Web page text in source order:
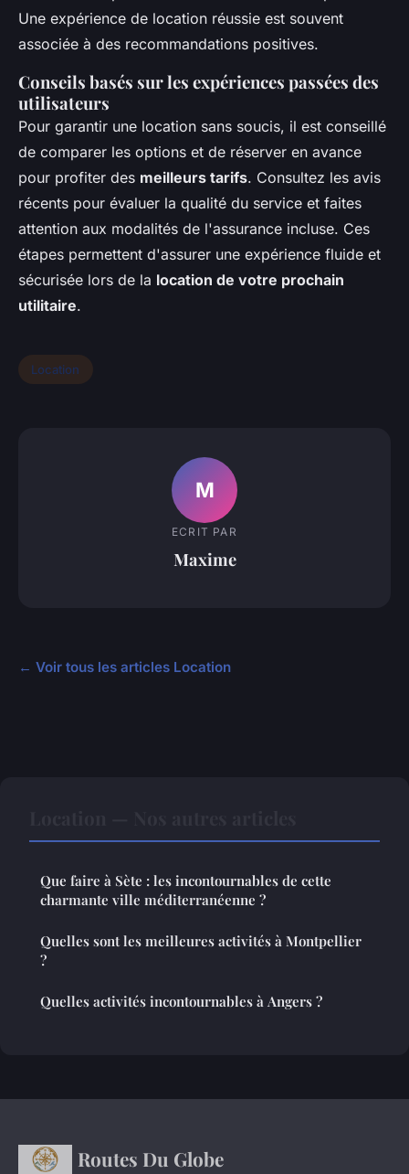
Une expérience de location réussie est souvent
associée à des recommandations positives.
Conseils basés sur les expériences passées des
utilisateurs
Pour garantir une location sans soucis, il est conseillé
de comparer les options et de réserver en avance
pour profiter des meilleurs tarifs. Consultez les avis
récents pour évaluer la qualité du service et faites
attention aux modalités de l'assurance incluse. Ces
étapes permettent d'assurer une expérience fluide et
sécurisée lors de la location de votre prochain
utilitaire.
Location
M
ECRIT PAR
Maxime
← Voir tous les articles Location
Que faire à Sète : les incontournables de cette
charmante ville méditerranéenne ?
Quelles sont les meilleures activités à Montpellier
?
Quelles activités incontournables à Angers ?
Routes Du Globe